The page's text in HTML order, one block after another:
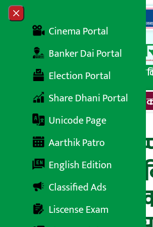
Skip to content
Close menu
Cinema Portal
Banker Dai Portal
Election Portal
Share Dhani Portal
Unicode Page
Aarthik Patro
English Edition
Classified Ads
Liscense Exam
सबै समाचारबेथिति मुर्दाबादबैंकिङ विशेष लघुवित्त
लिवर्टी इनर्जी
पहिलो त्रैमासको
विवरण